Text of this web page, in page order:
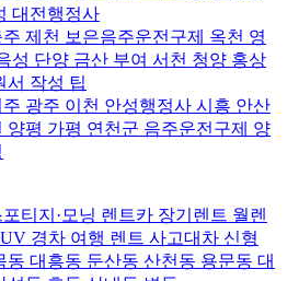
대전행정사
제천 보은음주운전구제 옥천 영
성 단양 금산 부여 서천 청양 홍상
서 작성 팁
광주 이천 안성행정사 시흥 안산
양평 가평 연천군 음주운전구제 양
티지·모닝 렌트카 장기렌트 월렌
경차 여행 렌트 사고대차 신형
동 대흥동 둔산동 산천동 용문동 대